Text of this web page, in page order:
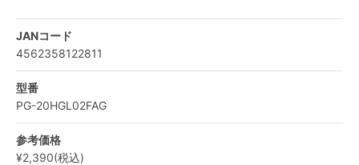
JANコード
4562358122811
型番
PG-20HGL02FAG
参考価格
¥2,390(税込)